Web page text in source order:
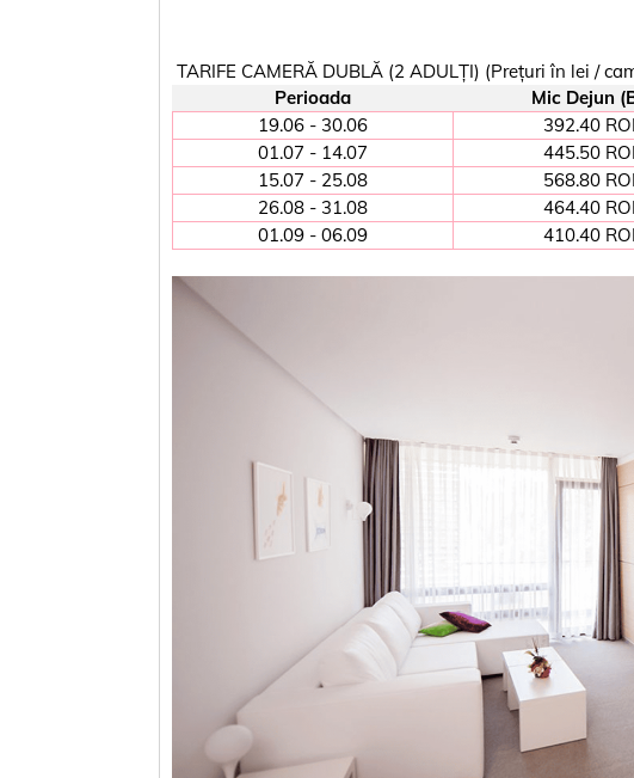
TARIFE CAMERĂ DUBLĂ (2 ADULȚI) (Prețuri în lei /
Perioada
Mic Dejun
19.06 - 30.06
392.40
01.07 - 14.07
445.50
15.07 - 25.08
568.80
26.08 - 31.08
464.40
01.09 - 06.09
410.40